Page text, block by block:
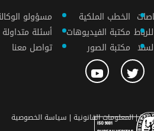
الخطب الملكية
مكتبة الفيديوهات
مكتبة الصور
مسؤولو
أسئلة متداولة
تواصل معنا
المعلومات القانونية | سياسة الخصوصية